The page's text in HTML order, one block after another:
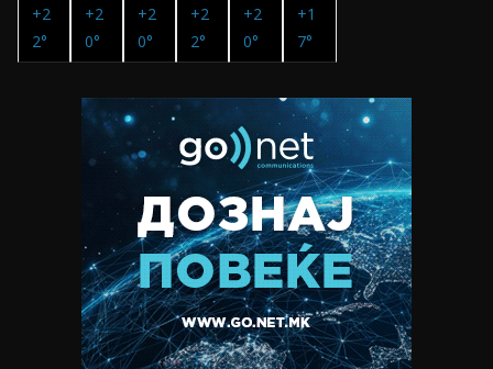
+2
2°
+2
0°
+2
0°
+2
2°
+2
0°
+1
7°